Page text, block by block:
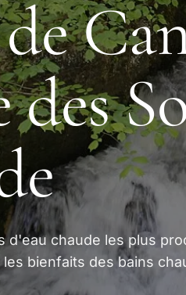
d'eau chaude les plus
bienfaits des bains